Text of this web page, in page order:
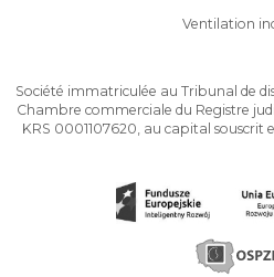
Ventilation
Société immatriculée au Tribunal de
Chambre commerciale du Registre
KRS 0001107620, au capital souscrit